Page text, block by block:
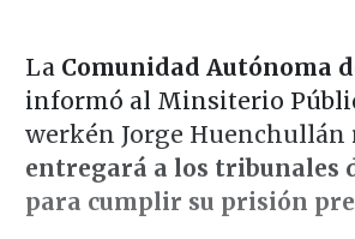
La Comunidad Autónoma
informó al Minsiterio
werkén Jorge Huenchullán
entregará a los tribunales
para cumplir su prisión